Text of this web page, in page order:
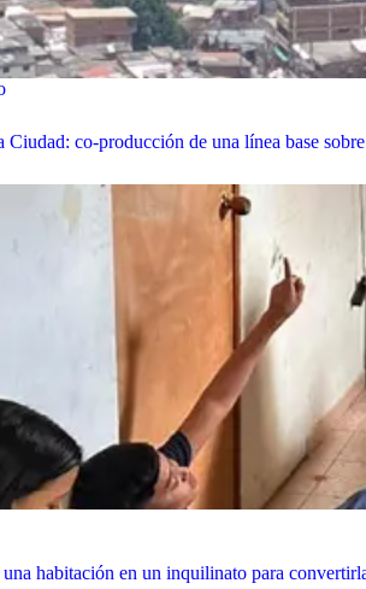
co-producción de una línea base
habitación en un inquilinato para